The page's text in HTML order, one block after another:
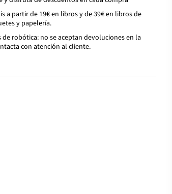
a partir de 19€ en libros y de 39€ en libros de
y papelería.
de robótica: no se aceptan devoluciones en la
con atención al cliente.